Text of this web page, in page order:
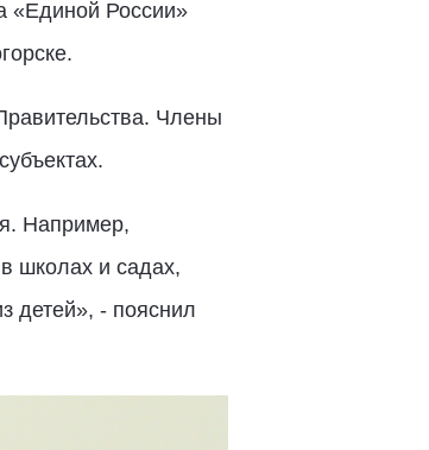
«Единой России»
Члены
Например,
школах и садах,
детей», - пояснил